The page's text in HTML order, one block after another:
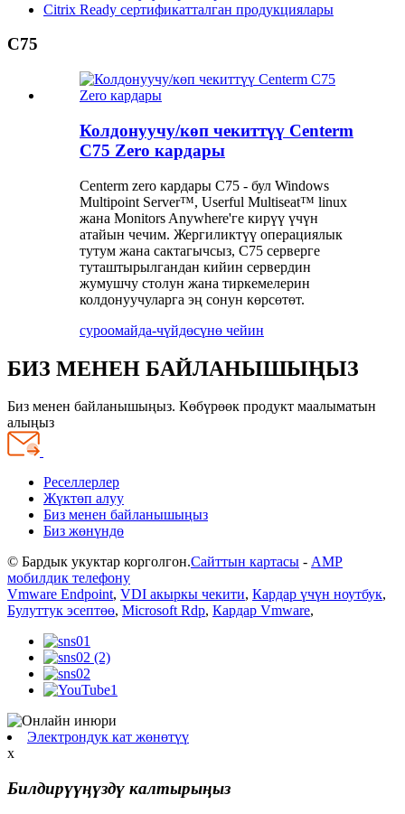
Citrix Ready сертификатталган продукциялары
C75
Колдонуучу/көп ​​чекиттүү Centerm
C75 Zero кардары
Centerm zero кардары C75 - бул Windows
Multipoint Server™, Userful Multiseat™ linux
жана Monitors Anywhere'ге кирүү үчүн
атайын чечим. Жергиликтүү операциялык
тутум жана сактагычсыз, C75 серверге
туташтырылгандан кийин сервердин
жумушчу столун жана тиркемелерин
колдонуучуларга эң сонун көрсөтөт.
суроомайда-чүйдөсүнө чейин
БИЗ МЕНЕН БАЙЛАНЫШЫҢЫЗ
Биз менен байланышыңыз. Көбүрөөк продукт маалыматын
алыңыз
Реселлерлер
Жүктөп алуу
Биз менен байланышыңыз
Биз жөнүндө
© Бардык укуктар корголгон.Сайттын картасы - AMP
мобилдик телефону
Vmware Endpoint, VDI акыркы чекити, Кардар үчүн ноутбук,
Булуттук эсептөө, Microsoft Rdp, Кардар Vmware,
Электрондук кат жөнөтүү
x
Билдирүүңүздү калтырыңыз